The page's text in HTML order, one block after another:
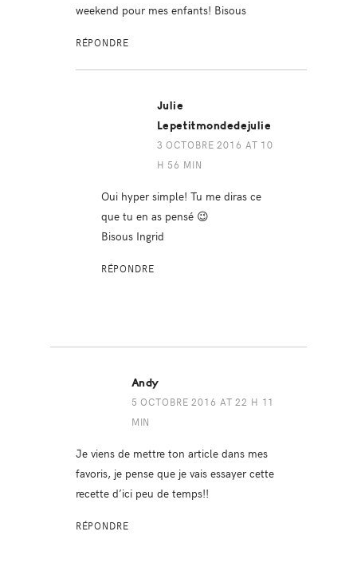
weekend pour mes enfants! Bisous
RÉPONDRE
Julie
Lepetitmondedejulie
3 OCTOBRE 2016 AT 10
H 56 MIN
Oui hyper simple! Tu me diras ce
que tu en as pensé 😉
Bisous Ingrid
RÉPONDRE
Andy
5 OCTOBRE 2016 AT 22 H 11
MIN
Je viens de mettre ton article dans mes
favoris, je pense que je vais essayer cette
recette d’ici peu de temps!!
RÉPONDRE